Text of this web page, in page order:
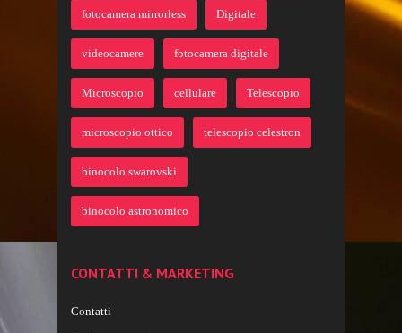
fotocamera mirrorless Digitale
videocamere fotocamera digitale
Microscopio cellulare Telescopio
microscopio ottico telescopio celestron
binocolo swarovski
binocolo astronomico
CONTATTI & MARKETING
Contatti